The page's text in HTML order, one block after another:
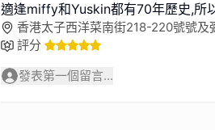
適逢miffy和Yuskin都有70年歷史,所
香港太子西洋菜南街218-220號號及
評分
發表第一個留言...